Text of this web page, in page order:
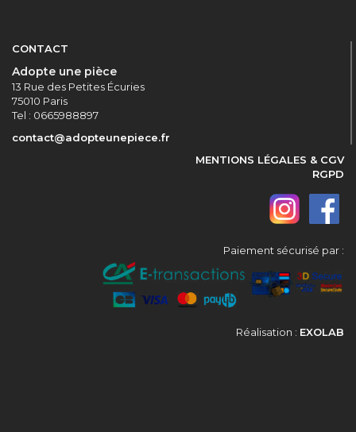
CONTACT
Adopte une pièce
13 Rue des Petites Écuries
75010 Paris
Tel : 0665988897
contact@adopteunepiece.fr
MENTIONS LÉGALES & CGV
RGPD
Paiement sécurisé par :
Réalisation : EXOLAB